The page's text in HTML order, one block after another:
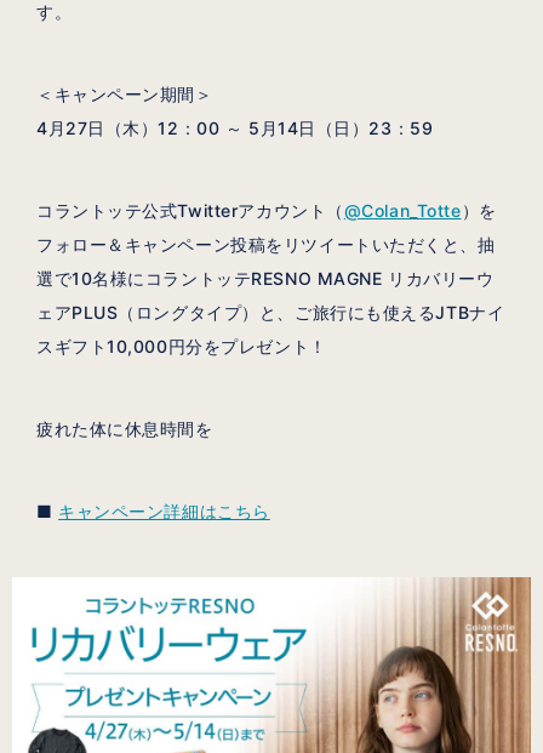
す。
＜キャンペーン期間＞
4月27日（木）12：00 ～ 5月14日（日）23：59
コラントッテ公式Twitterアカウント（@Colan_Totte）を
フォロー＆キャンペーン投稿をリツイートいただくと、抽
選で10名様にコラントッテRESNO MAGNE リカバリーウ
ェアPLUS（ロングタイプ）と、ご旅行にも使えるJTBナイ
スギフト10,000円分をプレゼント！
疲れた体に休息時間を
■ キャンペーン詳細はこちら